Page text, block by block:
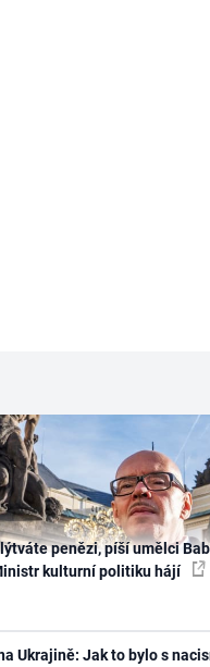
penězi, píší umělci
kulturní politiku hájí
Ukrajině: Jak to bylo s